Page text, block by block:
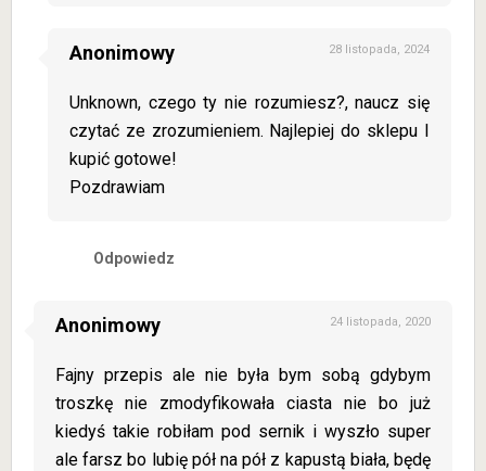
Anonimowy 28 listopada, 2024
Unknown, czego ty nie rozumiesz?, naucz się
czytać ze zrozumieniem. Najlepiej do sklepu I
kupić gotowe!
Pozdrawiam
Odpowiedz
Anonimowy 24 listopada, 2020
Fajny przepis ale nie była bym sobą gdybym
troszkę nie zmodyfikowała ciasta nie bo już
kiedyś takie robiłam pod sernik i wyszło super
ale farsz bo lubię pół na pół z kapustą biała, będę